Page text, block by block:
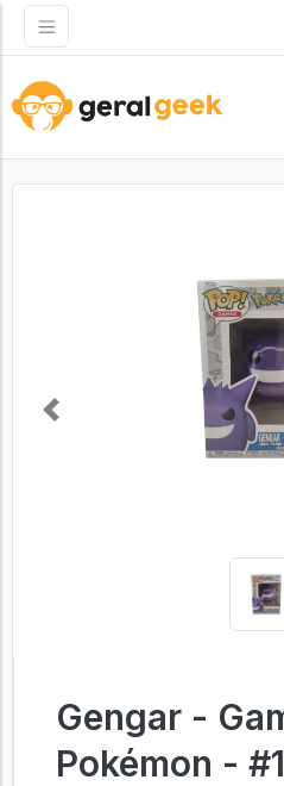
Previous
Gengar -
Pokémon -